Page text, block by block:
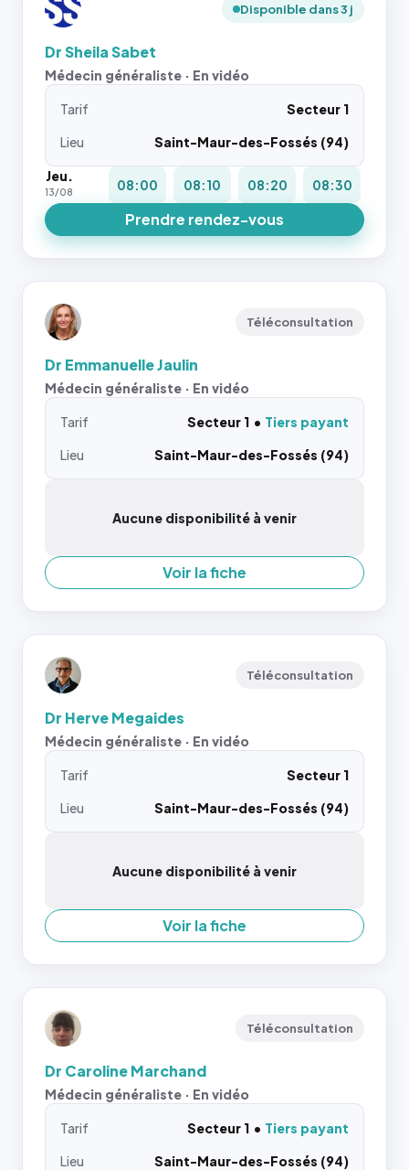
Disponible dans 3 j
Dr Sheila Sabet
Médecin généraliste · En vidéo
Tarif
Secteur 1
Lieu
Saint-Maur-des-Fossés (94)
Jeu.
13/08 08:00 08:10 08:20 08:30
Prendre rendez-vous
Téléconsultation
Dr Emmanuelle Jaulin
Médecin généraliste · En vidéo
Tarif Secteur 1
Tiers payant
Lieu
Saint-Maur-des-Fossés (94)
Aucune disponibilité à venir
Voir la fiche
Téléconsultation
Dr Herve Megaides
Médecin généraliste · En vidéo
Tarif
Secteur 1
Lieu
Saint-Maur-des-Fossés (94)
Aucune disponibilité à venir
Voir la fiche
Téléconsultation
Dr Caroline Marchand
Médecin généraliste · En vidéo
Tarif Secteur 1
Tiers payant
Lieu
Saint-Maur-des-Fossés (94)